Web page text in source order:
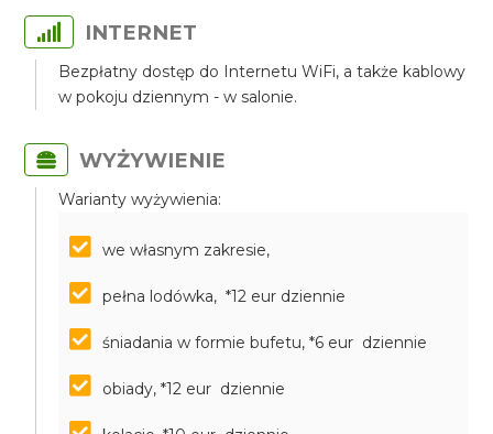
INTERNET
Bezpłatny dostęp do Internetu WiFi, a także kablowy
w pokoju dziennym - w salonie.
WYŻYWIENIE
Warianty wyżywienia:
we własnym zakresie,
pełna lodówka, *12 eur dziennie
śniadania w formie bufetu, *6 eur dziennie
obiady, *12 eur dziennie